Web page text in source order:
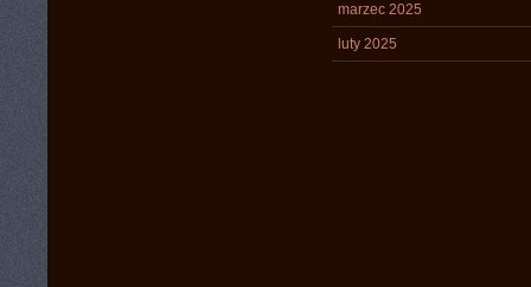
marzec 2025
luty 2025